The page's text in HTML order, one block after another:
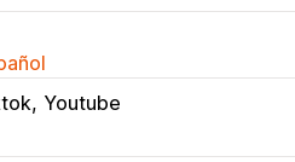
Youtube